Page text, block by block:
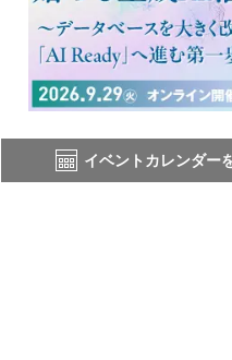
イベントカレンダー